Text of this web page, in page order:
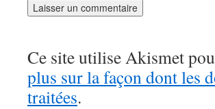
Ce site utilise Akismet
plus sur la façon dont les
traitées.